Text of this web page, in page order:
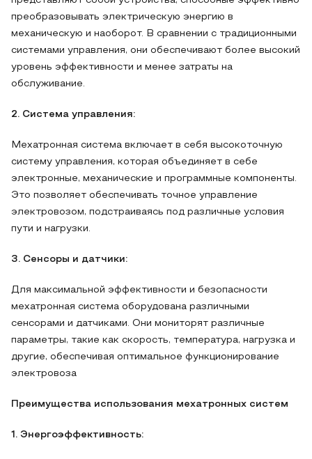
преобразовывать электрическую энергию в
механическую и наоборот. В сравнении с традиционными
системами управления, они обеспечивают более высокий
уровень эффективности и менее затраты на
обслуживание.
2. Система управления:
Мехатронная система включает в себя высокоточную
систему управления, которая объединяет в себе
электронные, механические и программные компоненты.
Это позволяет обеспечивать точное управление
электровозом, подстраиваясь под различные условия
пути и нагрузки.
3. Сенсоры и датчики:
Для максимальной эффективности и безопасности
мехатронная система оборудована различными
сенсорами и датчиками. Они мониторят различные
параметры, такие как скорость, температура, нагрузка и
другие, обеспечивая оптимальное функционирование
электровоза
Преимущества использования мехатронных систем
1. Энергоэффективность: